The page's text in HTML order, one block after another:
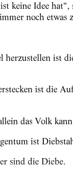
keine Idee
noch etwas
herzustellen ist
ist die
das Volk
ist
sind die Diebe.